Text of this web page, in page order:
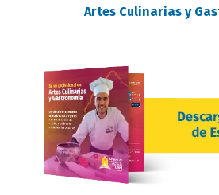
Artes Culinarias y